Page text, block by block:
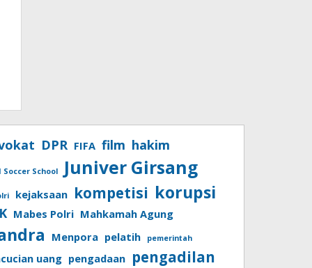
DPR FIFA film hakim
Soccer School Juniver Girsang
kejaksaan kompetisi korupsi
Mabes Polri Mahkamah Agung
Menpora pelatih pemerintah
uang pengadaan pengadilan